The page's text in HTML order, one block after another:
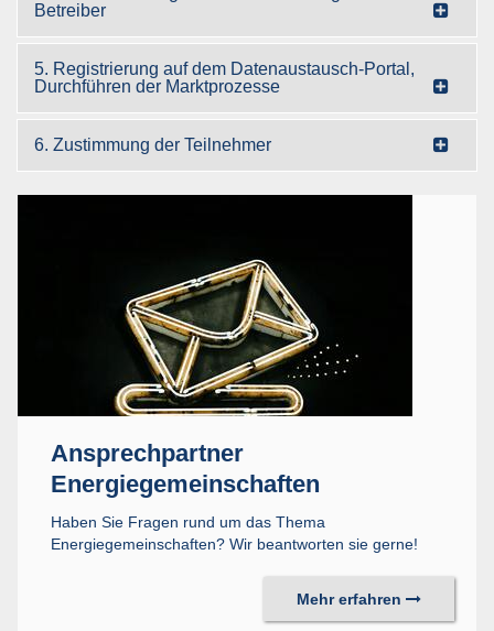
Betreiber
5. Registrierung auf dem Datenaustausch-Portal,
Durchführen der Marktprozesse
6. Zustimmung der Teilnehmer
Ansprechpartner
Energiegemeinschaften
Haben Sie Fragen rund um das Thema
Energiegemeinschaften? Wir beantworten sie gerne!
Mehr erfahren